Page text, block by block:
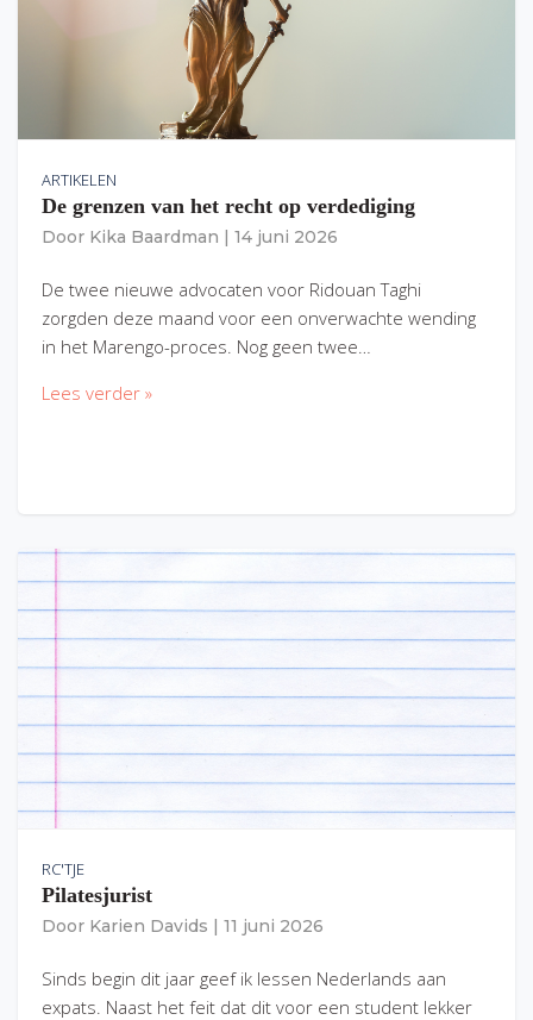
ARTIKELEN
De grenzen van het recht op verdediging
Door Kika Baardman 14 juni 2026
De twee nieuwe advocaten voor Ridouan Taghi
zorgden deze maand voor een onverwachte wending
in het Marengo-proces. Nog geen twee…
Lees verder »
RC'TJE
Pilatesjurist
Door Karien Davids 11 juni 2026
Sinds begin dit jaar geef ik lessen Nederlands aan
expats. Naast het feit dat dit voor een student lekker